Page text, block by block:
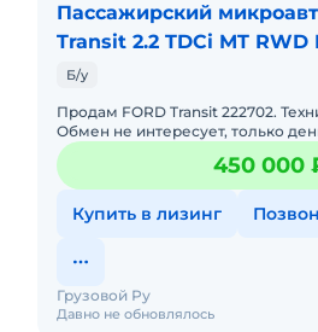
Пассажирский
Transit 2.2 TDCi MT RWD
Б/у
Продам FORD Transit 222702.
Обмен не интересует, только
ГТЦ ПАО Газпром, п. Красная
8.00 до 1
450 000
Купить в лизинг
Давно не обновлялось
Грузовой Ру